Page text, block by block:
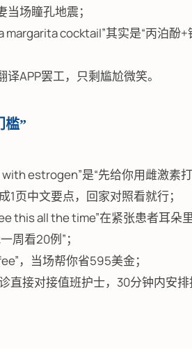
当场瞳孔地震；
margarita cocktail”其实是“丙泊酚+
APP罢工，只剩尴尬微笑。
槛”
estrogen”是“先给你用雌激素打
1页中文要点，回家对照看就行；
this all the time”在紧张患者耳朵
周看20例”；
，当场帮你省595美金；
直接对接值班护士，30分钟内安